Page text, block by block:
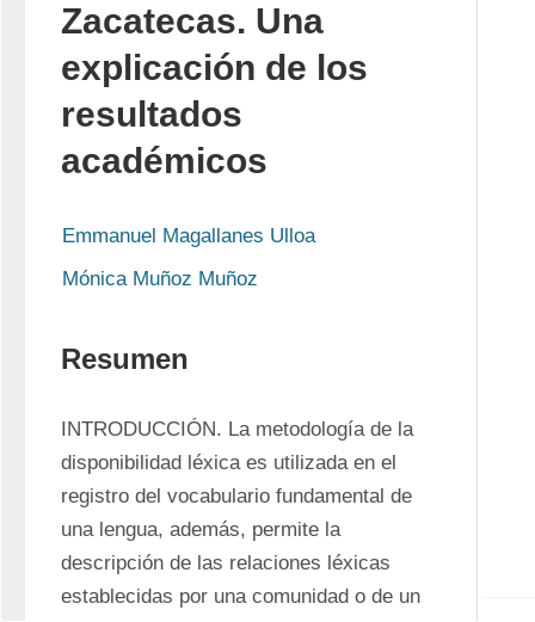
Zacatecas. Una
explicación de los
resultados
académicos
Emmanuel Magallanes Ulloa
Mónica Muñoz Muñoz
Resumen
INTRODUCCIÓN. La metodología de la
disponibilidad léxica es utilizada en el
registro del vocabulario fundamental de
una lengua, además, permite la
descripción de las relaciones léxicas
establecidas por una comunidad o de un